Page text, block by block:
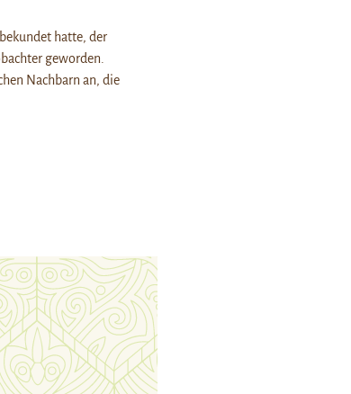
hatte, der
geworden.
Nachbarn an, die